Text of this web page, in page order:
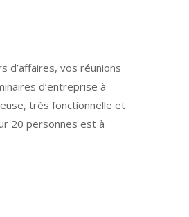
d’affaires, vos réunions
d’entreprise à
très fonctionnelle et
20 personnes est à